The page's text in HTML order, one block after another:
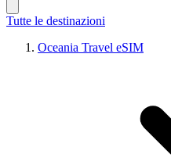
Tutte le destinazioni
Oceania Travel eSIM